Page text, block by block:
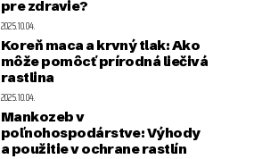
pre zdravie?
2025.10.04.
Koreň maca a krvný tlak: Ako
môže pomôcť prírodná liečivá
rastlina
2025.10.04.
Mankozeb v
poľnohospodárstve: Výhody
a použitie v ochrane rastlín